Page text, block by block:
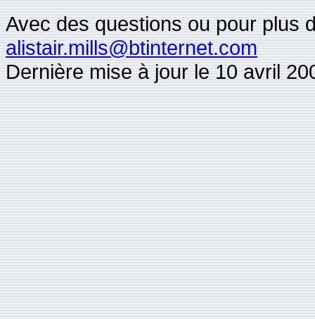
Avec des questions ou pour plus
alistair.mills@btinternet.com
Dernière mise à jour le 10 avril